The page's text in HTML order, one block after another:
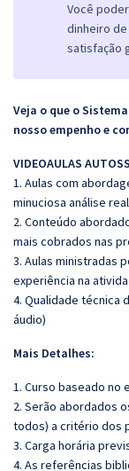
Você
dinheiro de
satisfação
Veja o que o
nosso empenho e
VIDEOAULAS
1. Aulas com
minuciosa análise
2. Conteúdo
mais cobrados nas
3. Aulas ministradas
experiência na
4. Qualidade técnica
áudio)
Mais Detalhes:
1. Curso baseado no
2. Serão abordados
todos) a critério dos
3. Carga horária
4. As referências